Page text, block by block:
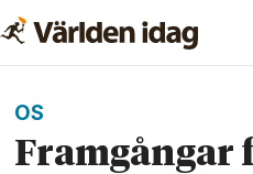
OS
Framgångar